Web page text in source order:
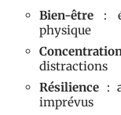
Bien-être :
physique
distractions
Résilience :
imprévus